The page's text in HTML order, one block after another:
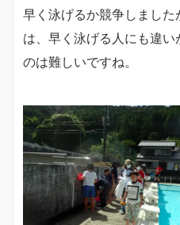
早く泳げるか競争しまし
は、早く泳げる人にも違
のは難しいですね。